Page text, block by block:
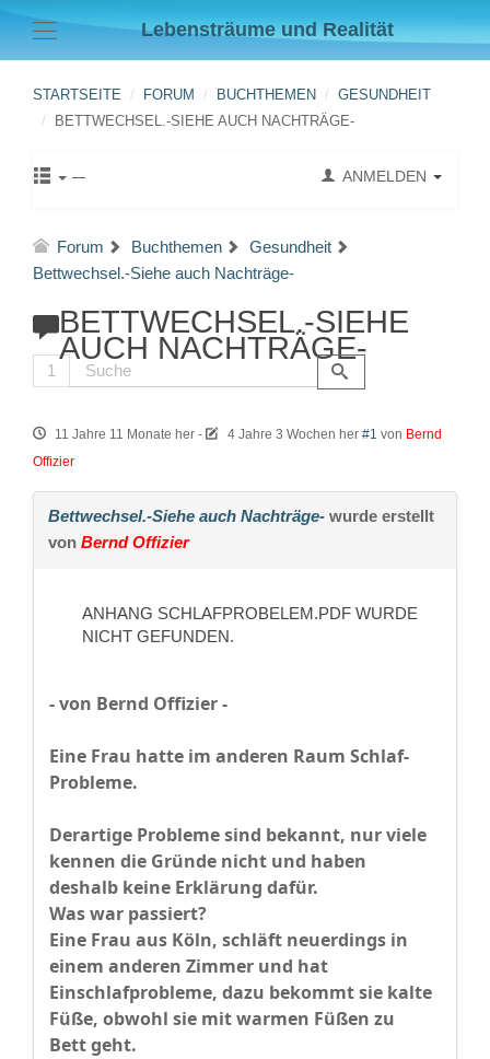
Lebensträume und Realität
STARTSEITE FORUM BUCHTHEMEN
GESUNDHEIT
BETTWECHSEL.-SIEHE AUCH NACHTRÄGE-
ANMELDEN
Forum Buchthemen
Gesundheit
Bettwechsel.-Siehe auch Nachträge-
BETTWECHSEL.-SIEHE
AUCH NACHTRÄGE-
1
11 Jahre 11 Monate her - 4 Jahre 3 Wochen her #1 von Bernd
Offizier
Bettwechsel.-Siehe auch Nachträge- wurde erstellt
von Bernd Offizier
ANHANG SCHLAFPROBELEM.PDF WURDE
NICHT GEFUNDEN.
- von Bernd Offizier -
Eine Frau hatte im anderen Raum Schlaf-
Probleme.
Derartige Probleme sind bekannt, nur viele
kennen die Gründe nicht und haben
deshalb keine Erklärung dafür.
Was war passiert?
Eine Frau aus Köln, schläft neuerdings in
einem anderen Zimmer und hat
Einschlafprobleme, dazu bekommt sie kalte
Füße, obwohl sie mit warmen Füßen zu
Bett geht.